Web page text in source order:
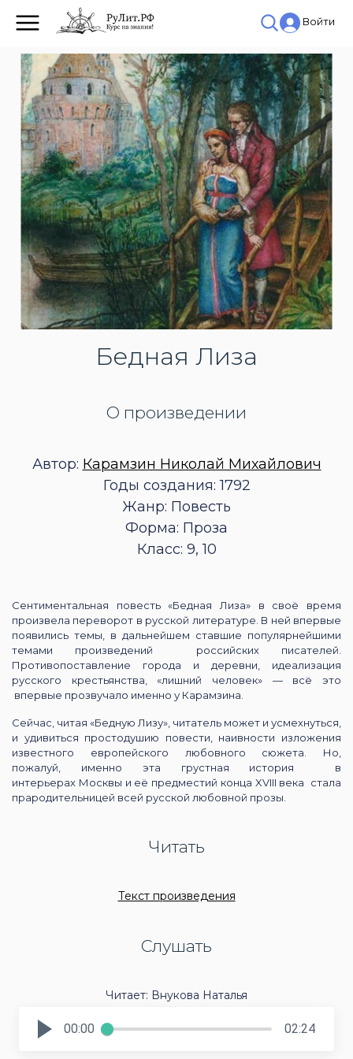
Войти
Бедная Лиза
О произведении
Автор: Карамзин Николай Михайлович
Годы создания: 1792
Жанр: Повесть
Форма: Проза
Класс: 9, 10
Сентиментальная повесть «Бедная Лиза» в своё время
произвела переворот в русской литературе. В ней впервые
появились темы, в дальнейшем ставшие популярнейшими
темами произведений российских писателей.
Противопоставление города и деревни, идеализация
русского крестьянства, «лишний человек» — всё это
впервые прозвучало именно у Карамзина.
Сейчас, читая «Бедную Лизу», читатель может и усмехнуться,
и удивиться простодушию повести, наивности изложения
известного европейского любовного сюжета. Но,
пожалуй, именно эта грустная история в
интерьерах Москвы и её предместий конца XVIII века стала
прародительницей всей русской любовной прозы.
Читать
Текст произведения
Слушать
Читает: Внукова Наталья
00:00 02:24